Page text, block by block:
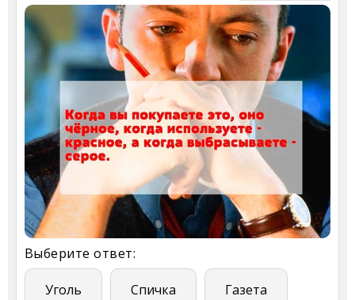
Выберите ответ:
Уголь Спичка Газета